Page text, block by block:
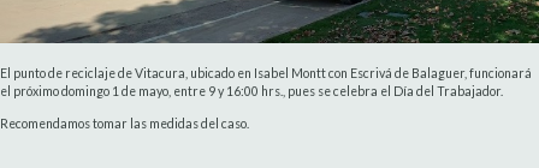
El punto de reciclaje de Vitacura, ubicado en Isabel Montt con Escrivá de Balaguer, funcionará
el próximo domingo 1 de mayo, entre 9 y 16:00 hrs., pues se celebra el Día del Trabajador.
Recomendamos tomar las medidas del caso.